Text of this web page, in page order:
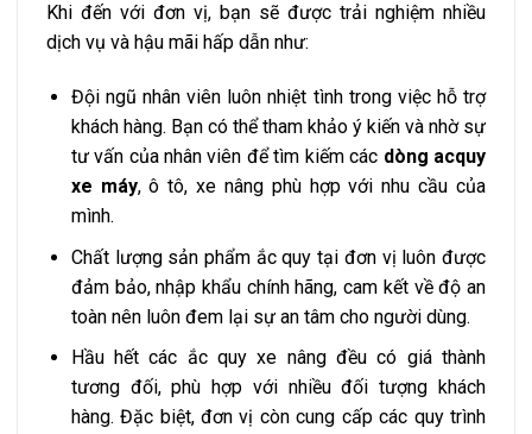
Khi đến với đơn vị, bạn sẽ được trải nghiệm nhiều
dịch vụ và hậu mãi hấp dẫn như:
Đội ngũ nhân viên luôn nhiệt tình trong việc hỗ trợ
khách hàng. Bạn có thể tham khảo ý kiến và nhờ sự
tư vấn của nhân viên để tìm kiếm các dòng acquy
xe máy, ô tô, xe nâng phù hợp với nhu cầu của
mình.
Chất lượng sản phẩm ắc quy tại đơn vị luôn được
đảm bảo, nhập khẩu chính hãng, cam kết về độ an
toàn nên luôn đem lại sự an tâm cho người dùng.
Hầu hết các ắc quy xe nâng đều có giá thành
tương đối, phù hợp với nhiều đối tượng khách
hàng. Đặc biệt, đơn vị còn cung cấp các quy trình